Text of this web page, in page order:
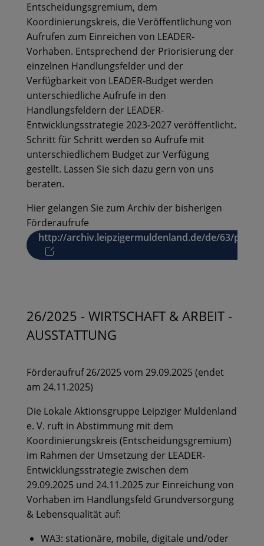
Entscheidungsgremium, dem
Koordinierungskreis, die Veröffentlichung von
Aufrufen zum Einreichen von LEADER-
Vorhaben. Entsprechend der Priorisierung der
einzelnen Handlungsfelder und der
Verfügbarkeit von LEADER-Budget werden
unterschiedliche Aufrufe in den
Handlungsfeldern der LEADER-
Entwicklungsstrategie 2023-2027 veröffentlicht.
Schritt für Schritt werden so Aufrufe mit
unterschiedlichem Budget zur Verfügung
gestellt. Lassen Sie sich dazu gern von uns
beraten.
Hier gelangen Sie zum Archiv der bisherigen
Förderaufrufe
http://archiv.leipzigermuldenland.de/de/63/p1/
26/2025 - WIRTSCHAFT & ARBEIT -
AUSSTATTUNG
Förderaufruf 26/2025 vom 29.09.2025 (endet
am 24.11.2025)
Die Lokale Aktionsgruppe Leipziger Muldenland
e. V. ruft in Abstimmung mit dem
Koordinierungskreis (Entscheidungsgremium)
im Rahmen der Umsetzung der LEADER-
Entwicklungsstrategie zwischen dem
29.09.2025 und 24.11.2025 zur Einreichung von
Vorhaben im Handlungsfeld Grundversorgung
& Lebensqualität auf:
WA3: stationäre, mobile, digitale und/oder